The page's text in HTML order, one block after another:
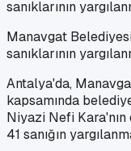
Manavgat
sanıklarının
Antalya'da,
kapsamında
Niyazi Nefi
41 sanığın